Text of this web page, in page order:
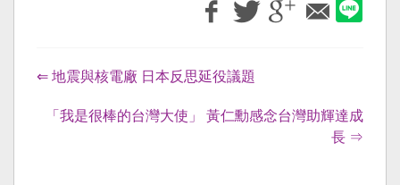
⇐ 地震與核電廠 日本反思延役議題
「我是很棒的台灣大使」 黃仁勳感念台灣助輝達成
長 ⇒